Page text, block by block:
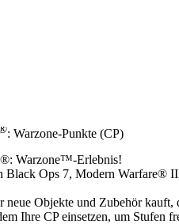
: Warzone-Punkte (CP)
Warzone™-Erlebnis!
Black Ops 7, Modern
Objekte und Zubehör kauft,
Ihre CP einsetzen, um Stufen